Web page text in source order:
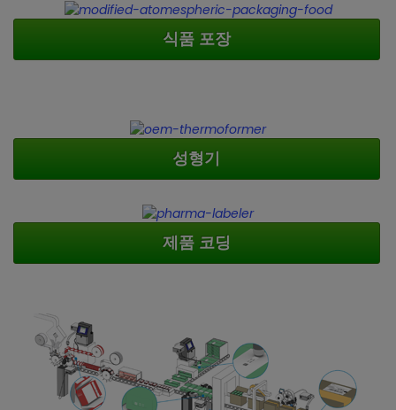
식품 포장
성형기
제품 코딩